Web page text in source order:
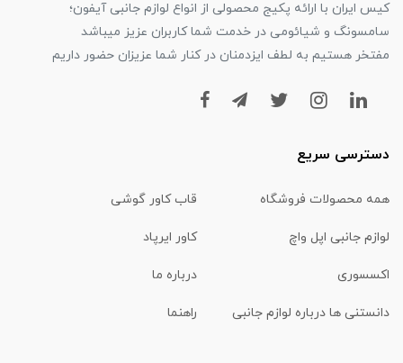
کیس ایران با ارائه پکیج محصولی از انواع لوازم جانبی آیفون؛
سامسونگ و شیائومی در خدمت شما کاربران عزیز میباشد
مفتخر هستیم به لطف ایزدمنان در کنار شما عزیزان حضور داریم
دسترسی سریع
همه محصولات فروشگاه قاب کاور گوشی
لوازم جانبی اپل واچ کاور ایرپاد
اکسسوری درباره ما
دانستنی ها درباره لوازم جانبی راهنما